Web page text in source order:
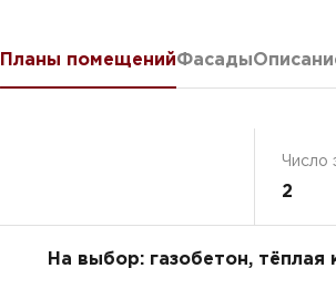
Планы помещенийФасады
Число
2
На выбор: газобетон, тёплая